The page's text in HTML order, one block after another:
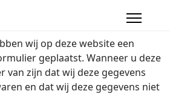
wij op deze website een
geplaatst. Wanneer u deze
van zijn dat wij deze gegevens
en dat wij deze gegevens niet